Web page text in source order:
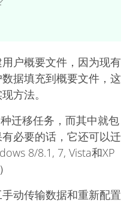
户概要文件，因为现有
据填充到概要文件，这
方法。
迁移任务，而其中就包
必要的话，它还可以迁
8/8.1, 7, Vista和XP
动传输数据和重新配置